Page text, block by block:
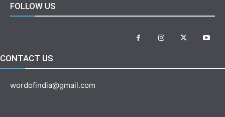
FOLLOW US
CONTACT US
wordofindia@gmail.com